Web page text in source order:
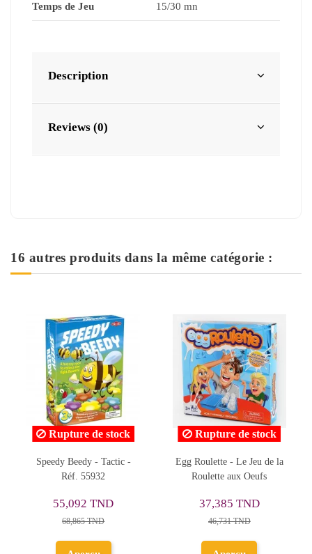
Temps de Jeu 15/30 mn
Description
Reviews (0)
16 autres produits dans la même catégorie :
Rupture de stock
Egg Roulette - Le Jeu de la
Roulette aux Oeufs
37,385 TND
46,731 TND
Jeu Family Quizz Jeux
Vidéo & Super Héros - 360
Ajouter au